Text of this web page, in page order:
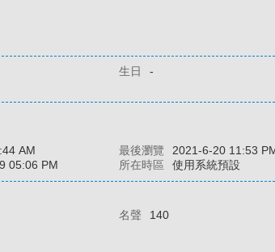
生日
-
AM 最後瀏覽
2021-6-20 11:53
05:06 PM 所在時區 使用系統預設
名聲
140